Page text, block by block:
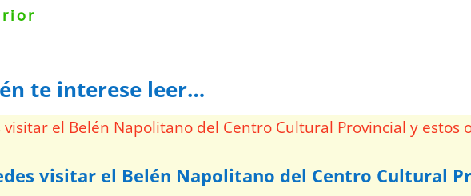
te interese leer…
visitar el Belén Napolitano del Centro Cultural